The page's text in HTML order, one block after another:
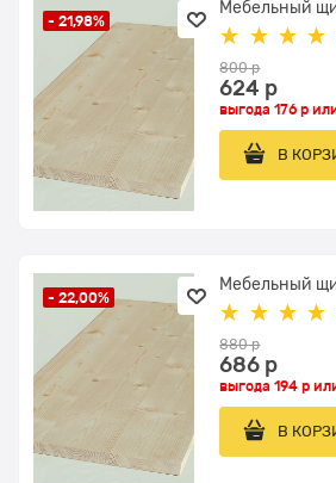
- 21,98%
Мебельный
800 р
624 р
выгода176 р
В
- 22,00%
Мебельный
880 р
686 р
выгода194 р
В